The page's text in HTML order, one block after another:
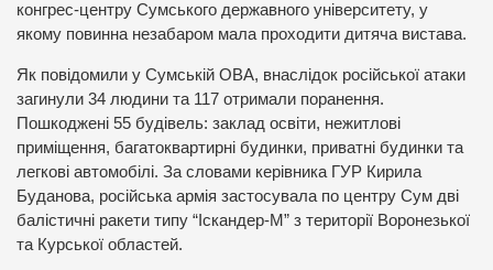
конгрес-центру Сумського державного університету, у
якому повинна незабаром мала проходити дитяча вистава.
Як повідомили у Сумській ОВА, внаслідок російської атаки
загинули 34 людини та 117 отримали поранення.
Пошкоджені 55 будівель: заклад освіти, нежитлові
приміщення, багатоквартирні будинки, приватні будинки та
легкові автомобілі. За словами керівника ГУР Кирила
Буданова, російська армія застосувала по центру Сум дві
балістичні ракети типу “Іскандер-М” з території Воронезької
та Курської областей.